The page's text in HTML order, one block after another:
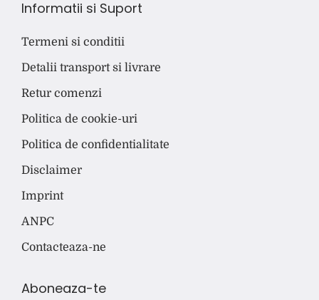
Informatii si Suport
Termeni si conditii
Detalii transport si livrare
Retur comenzi
Politica de cookie-uri
Politica de confidentialitate
Disclaimer
Imprint
ANPC
Contacteaza-ne
Aboneaza-te